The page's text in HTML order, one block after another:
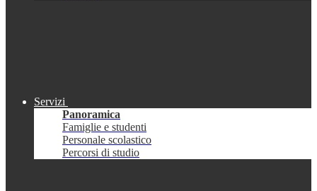
Servizi
Panoramica
Famiglie e studenti
Personale scolastico
Percorsi di studio